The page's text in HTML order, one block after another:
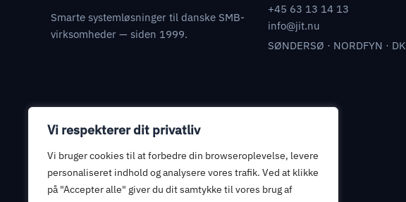
Vi respekterer dit privatliv
Vi bruger cookies til at forbedre din browseroplevelse, levere
personaliseret indhold og analysere vores trafik. Ved at klikke
på "Accepter alle" giver du dit samtykke til vores brug af
Smarte systemløsninger til danske SMB-
virksomheder — siden 1999.
+45 63 13 14 13
info@jit.nu
SØNDERSØ · NORDFYN · DK
Juridisk
Databehandleraftale
Informationssikkerhed
Privatlivspolitik